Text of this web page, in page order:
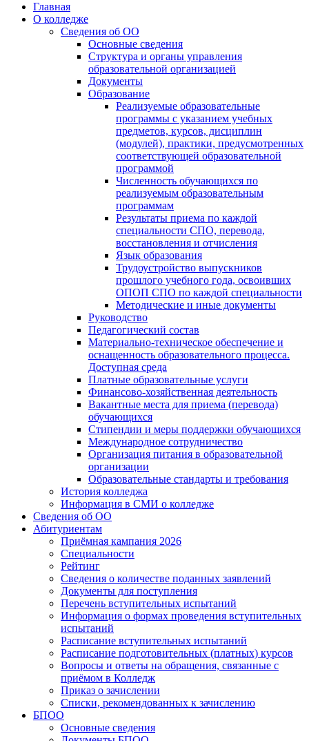
Главная
О колледже
Сведения об ОО
Основные сведения
Структура и органы управления
образовательной организацией
Документы
Образование
Реализуемые образовательные
программы с указанием учебных
предметов, курсов, дисциплин
(модулей), практики, предусмотренных
соответствующей образовательной
программой
Численность обучающихся по
реализуемым образовательным
программам
Результаты приема по каждой
специальности СПО, перевода,
восстановления и отчисления
Язык образования
Трудоустройство выпускников
прошлого учебного года, освоивших
ОПОП СПО по каждой специальности
Методические и иные документы
Руководство
Педагогический состав
Материально-техническое обеспечение и
оснащенность образовательного процесса.
Доступная среда
Платные образовательные услуги
Финансово-хозяйственная деятельность
Вакантные места для приема (перевода)
обучающихся
Стипендии и меры поддержки обучающихся
Международное сотрудничество
Организация питания в образовательной
организации
Образовательные стандарты и требования
История колледжа
Информация в СМИ о колледже
Сведения об ОО
Абитуриентам
Приёмная кампания 2026
Специальности
Рейтинг
Сведения о количестве поданных заявлений
Документы для поступления
Перечень вступительных испытаний
Информация о формах проведения вступительных
испытаний
Расписание вступительных испытаний
Расписание подготовительных (платных) курсов
Вопросы и ответы на обращения, связанные с
приёмом в Колледж
Приказ о зачислении
Списки, рекомендованных к зачислению
БПОО
Основные сведения